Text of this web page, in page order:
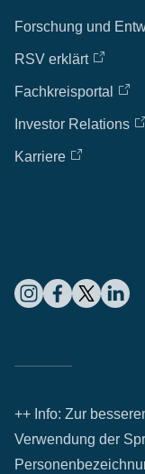
Forschung und
RSV erklärt
Fachkreisportal
Investor Relations
Karriere
++ Info: Zur
Verwendung der